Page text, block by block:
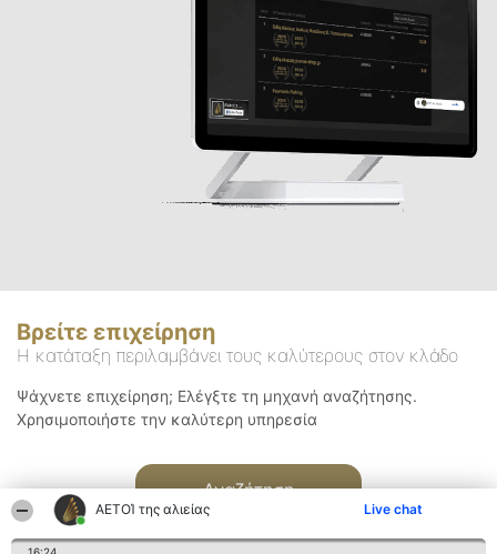
ΑΕΤΟΊ της αλιείας Live chat
Βρείτε επιχείρηση
Η κατάταξη περιλαμβάνει τους καλύτερους στον κλάδο
Ψάχνετε επιχείρηση; Ελέγξτε τη μηχανή αναζήτησης.
Χρησιμοποιήστε την καλύτερη υπηρεσία
Αναζήτηση